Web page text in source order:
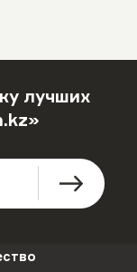
лучших